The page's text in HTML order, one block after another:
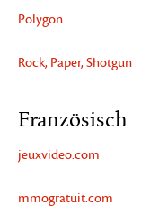
Polygon
Rock, Paper, Shotgun
Französisch
jeuxvideo.com
mmogratuit.com